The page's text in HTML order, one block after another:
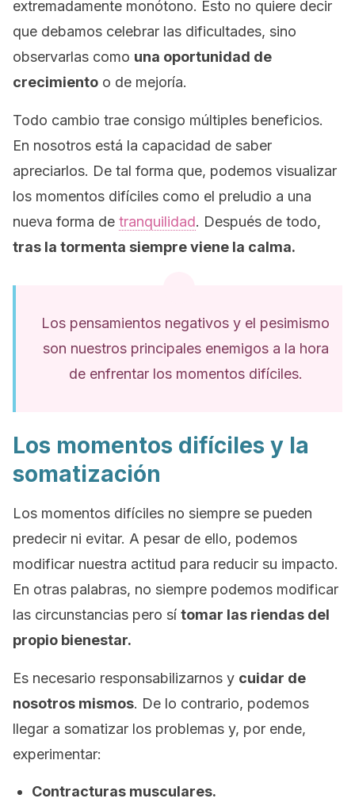
extremadamente monótono. Esto no quiere decir
que debamos celebrar las dificultades, sino
observarlas como una oportunidad de
crecimiento o de mejoría.
Todo cambio trae consigo múltiples beneficios.
En nosotros está la capacidad de saber
apreciarlos. De tal forma que, podemos visualizar
los momentos difíciles como el preludio a una
nueva forma de tranquilidad. Después de todo,
tras la tormenta siempre viene la calma.
Los pensamientos negativos y el pesimismo
son nuestros principales enemigos a la hora
de enfrentar los momentos difíciles.
Los momentos difíciles y la
somatización
Los momentos difíciles no siempre se pueden
predecir ni evitar. A pesar de ello, podemos
modificar nuestra actitud para reducir su impacto.
En otras palabras, no siempre podemos modificar
las circunstancias pero sí tomar las riendas del
propio bienestar.
Es necesario responsabilizarnos y cuidar de
nosotros mismos. De lo contrario, podemos
llegar a somatizar los problemas y, por ende,
experimentar:
Contracturas musculares.